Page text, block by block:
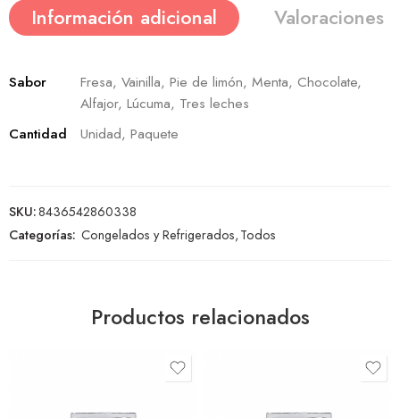
Información adicional Valoraciones
Sabor
Fresa, Vainilla, Pie de limón, Menta, Chocolate,
Alfajor, Lúcuma, Tres leches
Cantidad
Unidad, Paquete
SKU:8436542860338
Categorías: Congelados y Refrigerados,Todos
Productos relacionados